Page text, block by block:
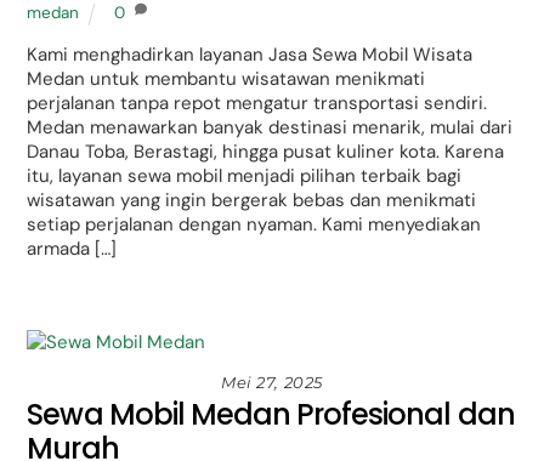
medan
0
Kami menghadirkan layanan Jasa Sewa Mobil Wisata
Medan untuk membantu wisatawan menikmati
perjalanan tanpa repot mengatur transportasi sendiri.
Medan menawarkan banyak destinasi menarik, mulai dari
Danau Toba, Berastagi, hingga pusat kuliner kota. Karena
itu, layanan sewa mobil menjadi pilihan terbaik bagi
wisatawan yang ingin bergerak bebas dan menikmati
setiap perjalanan dengan nyaman. Kami menyediakan
armada […]
Mei 27, 2025
Sewa Mobil Medan Profesional dan
Murah